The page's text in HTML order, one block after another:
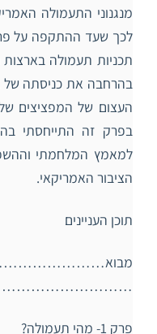
מנגנוני התעמולה
תכניות תעמולה
בהרחבה את כניסתה
העצום של המפציצים
בפרק זה התייחסתי
למאמץ המלחמתי
הציבור האמריקאי.
תוכן העניינים
פרק 1- מהי תעמולה?